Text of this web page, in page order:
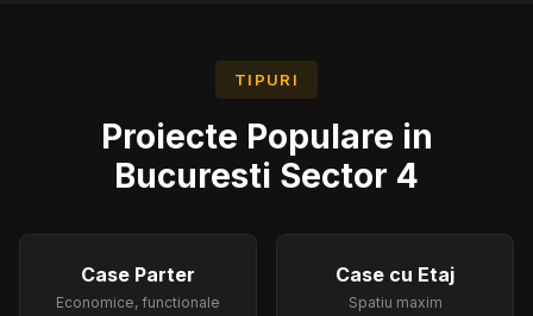
TIPURI
Proiecte Populare in
Bucuresti Sector 4
Case Parter
Economice, functionale
Case cu Etaj
Spatiu maxim